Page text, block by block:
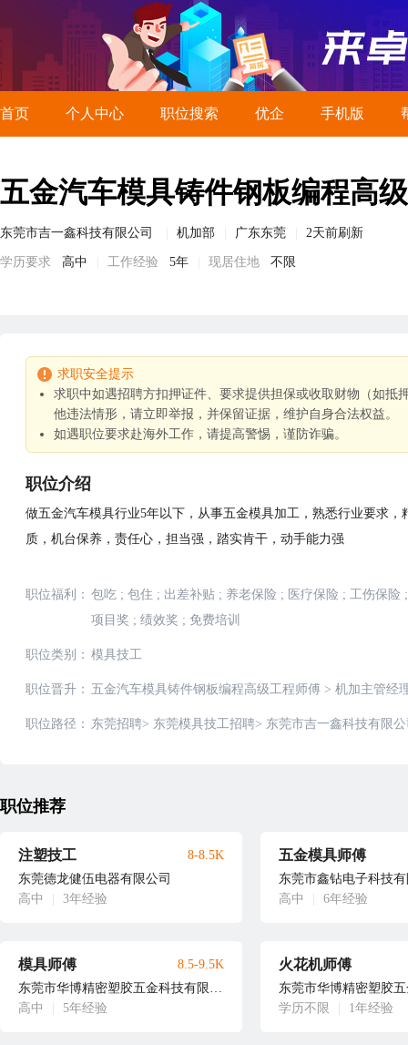
首页 个人中心 职位搜索 优企 手机版
东莞市吉一鑫科技有限公司 机加部 广东东莞 2天前刷新
学历要求 高中 工作经验 5年 现居住地 不限
求职安全提示
求职中如遇招聘方扣押证件、要求提供担保或收取财物（如
他违法情形，请立即举报，并保留证据，维护自身合法权益。
如遇职位要求赴海外工作，请提高警惕，谨防诈骗。
职位介绍
做五金汽车模具行业5年以下，从事五金模具加工，熟悉行业要求
质，机台保养，责任心，担当强，踏实肯干，动手能力强
职位福利： 包吃 ; 包住 ; 出差补贴 ; 养老保险 ; 医疗保险 ; 工伤保险 ;
项目奖 ; 绩效奖 ; 免费培训
职位类别： 模具技工
职位晋升： 五金汽车模具铸件钢板编程高级工程师傅 > 机加主管经
职位路径： 东莞招聘> 东莞模具技工招聘> 东莞市吉一鑫科技有限
职位推荐
注塑技工
东莞德龙健伍电器有限公司
高中
3年经验
8-8.5K 五金模具师傅
东莞市鑫钻电子科技
高中
6年经验
模具师傅
东莞市华博精密塑胶五金科技有限公司
高中
5年经验
8.5-9.5K 火花机师傅
学历不限 1年经验